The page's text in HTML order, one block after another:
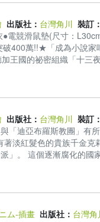
出版社： 台灣角川 裝訂：
●電競滑鼠墊(尺寸：
400萬!!★「成為小說
王國的祕密組織「十三
攻事件中被盯上的少
締造傳說的大好機會！
出版社： 台灣角川 裝訂：
「迪亞布羅斯教團」有
淡紅髮色的貴族千金
」。 這個逐漸腐化的
好評，劇場版製作決定
意喜劇第六集!!!!
ム-插畫 出版社： 台灣角